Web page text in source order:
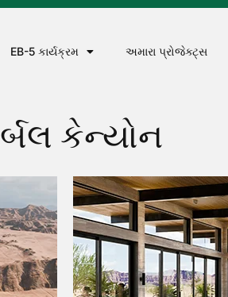
EB-5 કાર્યક્રમ અમારા પ્રોજેક્ટ્સ
કેન્યોન